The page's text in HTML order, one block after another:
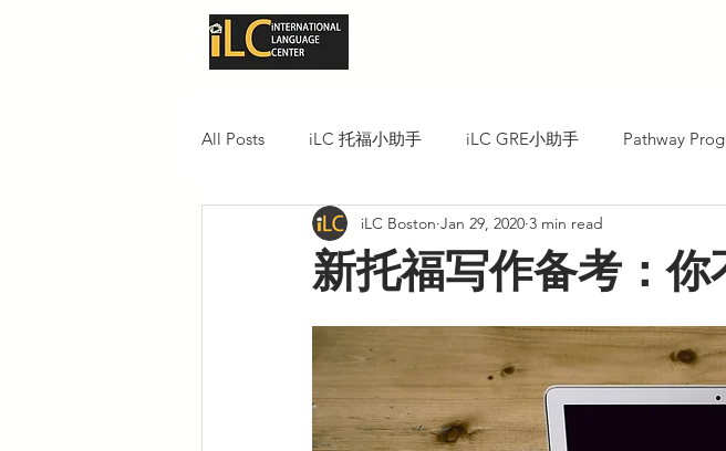
All Posts iLC 托福小助手 iLC GRE小助手 Pathway
新托福写作备考：你
iLC Boston Jan 29, 2020 3 min read